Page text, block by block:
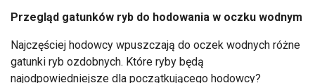
Przegląd gatunków ryb do hodowania w oczku wodnym
Najczęściej hodowcy wpuszczają do oczek wodnych różne
gatunki ryb ozdobnych. Które ryby będą
najodpowiedniejsze dla początkującego hodowcy?